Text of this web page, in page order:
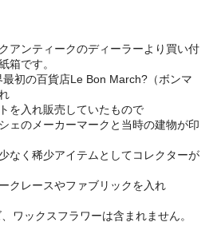
アンティークのディーラーより買い付
箱です。
初の百貨店Le Bon March?（ボンマ
を入れ販売していたもので
ェのメーカーマークと当時の建物が印
なく稀少アイテムとしてコレクターが
クレースやファブリックを入れ
ワックスフラワーは含まれません。